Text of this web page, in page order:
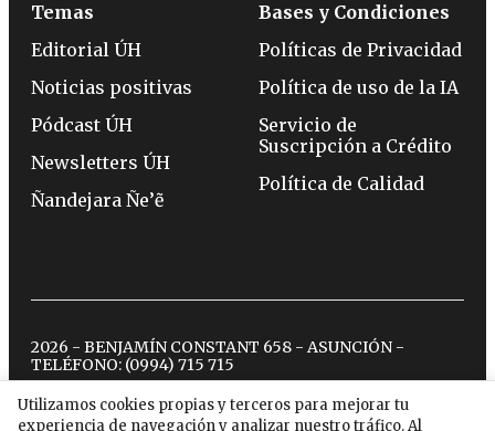
Utilizamos cookies propias y terceros para mejorar tu
experiencia de navegación y analizar nuestro tráfico. Al
Temas
Editorial ÚH
Noticias positivas
Pódcast ÚH
Newsletters ÚH
Ñandejara Ñe’ẽ
Bases y Condiciones
Políticas de Privacidad
Política de uso de la IA
Servicio de
Suscripción a Crédito
Política de Calidad
2026 - BENJAMÍN CONSTANT 658 - ASUNCIÓN -
TELÉFONO: (0994) 715 715